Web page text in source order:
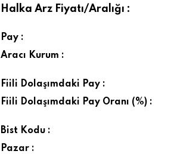
Halka Arz Fiyatı/Aralığı :
Pay :
Aracı Kurum :
Fiili Dolaşımdaki Pay :
Fiili Dolaşımdaki Pay Oranı (%) :
Bist Kodu :
Pazar :